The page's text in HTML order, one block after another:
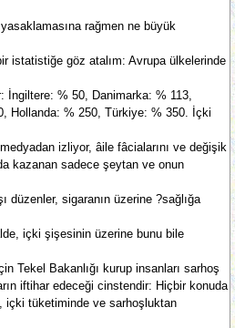
rağmen ne büyük
istatistiğe göz atalım: Avrupa ülkelerinde
İngiltere: % 50, Danimarka: % 113,
Hollanda: % 250, Türkiye: % 350. İçki
izliyor, âile fâcialarını ve değişik
kazanan sadece şeytan ve onun
düzenler, sigaranın üzerine ?sağlığa
içki şişesinin üzerine bunu bile
Tekel Bakanlığı kurup insanları sarhoş
iftihar edeceği cinstendir: Hiçbir konuda
içki tüketiminde ve sarhoşluktan